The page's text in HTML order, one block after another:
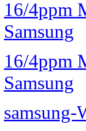
16/4ppm
Samsung
16/4ppm
Samsung